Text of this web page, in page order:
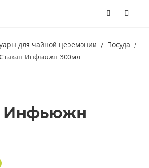
для чайной церемонии
Посуда
Стакан Инфьюжн 300мл
Инфьюжн